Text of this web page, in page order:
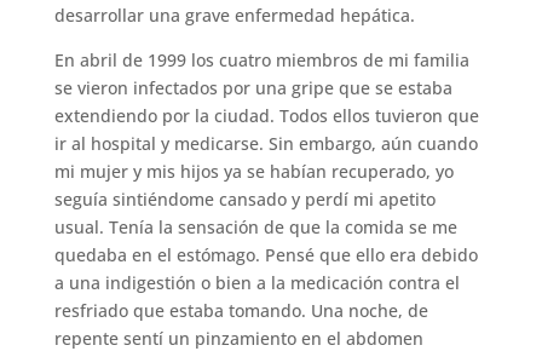
desarrollar una grave enfermedad hepática.
En abril de 1999 los cuatro miembros de mi familia
se vieron infectados por una gripe que se estaba
extendiendo por la ciudad. Todos ellos tuvieron que
ir al hospital y medicarse. Sin embargo, aún cuando
mi mujer y mis hijos ya se habían recuperado, yo
seguía sintiéndome cansado y perdí mi apetito
usual. Tenía la sensación de que la comida se me
quedaba en el estómago. Pensé que ello era debido
a una indigestión o bien a la medicación contra el
resfriado que estaba tomando. Una noche, de
repente sentí un pinzamiento en el abdomen